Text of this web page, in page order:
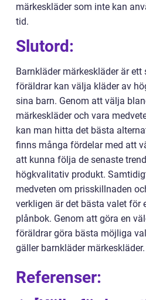
märkeskläder som inte kan
tid.
Slutord:
Barnkläder märkeskläder är
föräldrar kan välja kläder av
sina barn. Genom att välja
märkeskläder och vara
kan man hitta det bästa
finns många fördelar med att
att kunna följa de senaste
högkvalitativ produkt.
medveten om prisskillnaden
verkligen är det bästa valet för
plånbok. Genom att göra en
föräldrar göra bästa möjliga
gäller barnkläder märkeskläder.
Referenser: